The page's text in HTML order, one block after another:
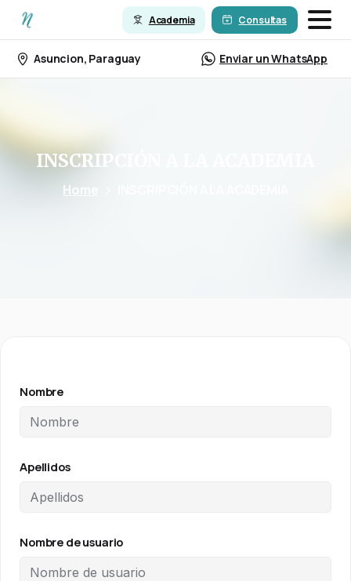
Academia Consultas
Asuncion, Paraguay Enviar un WhatsApp
INSCRIPCIÓN
Home
Nombre
Apellidos
Nombre de usuario